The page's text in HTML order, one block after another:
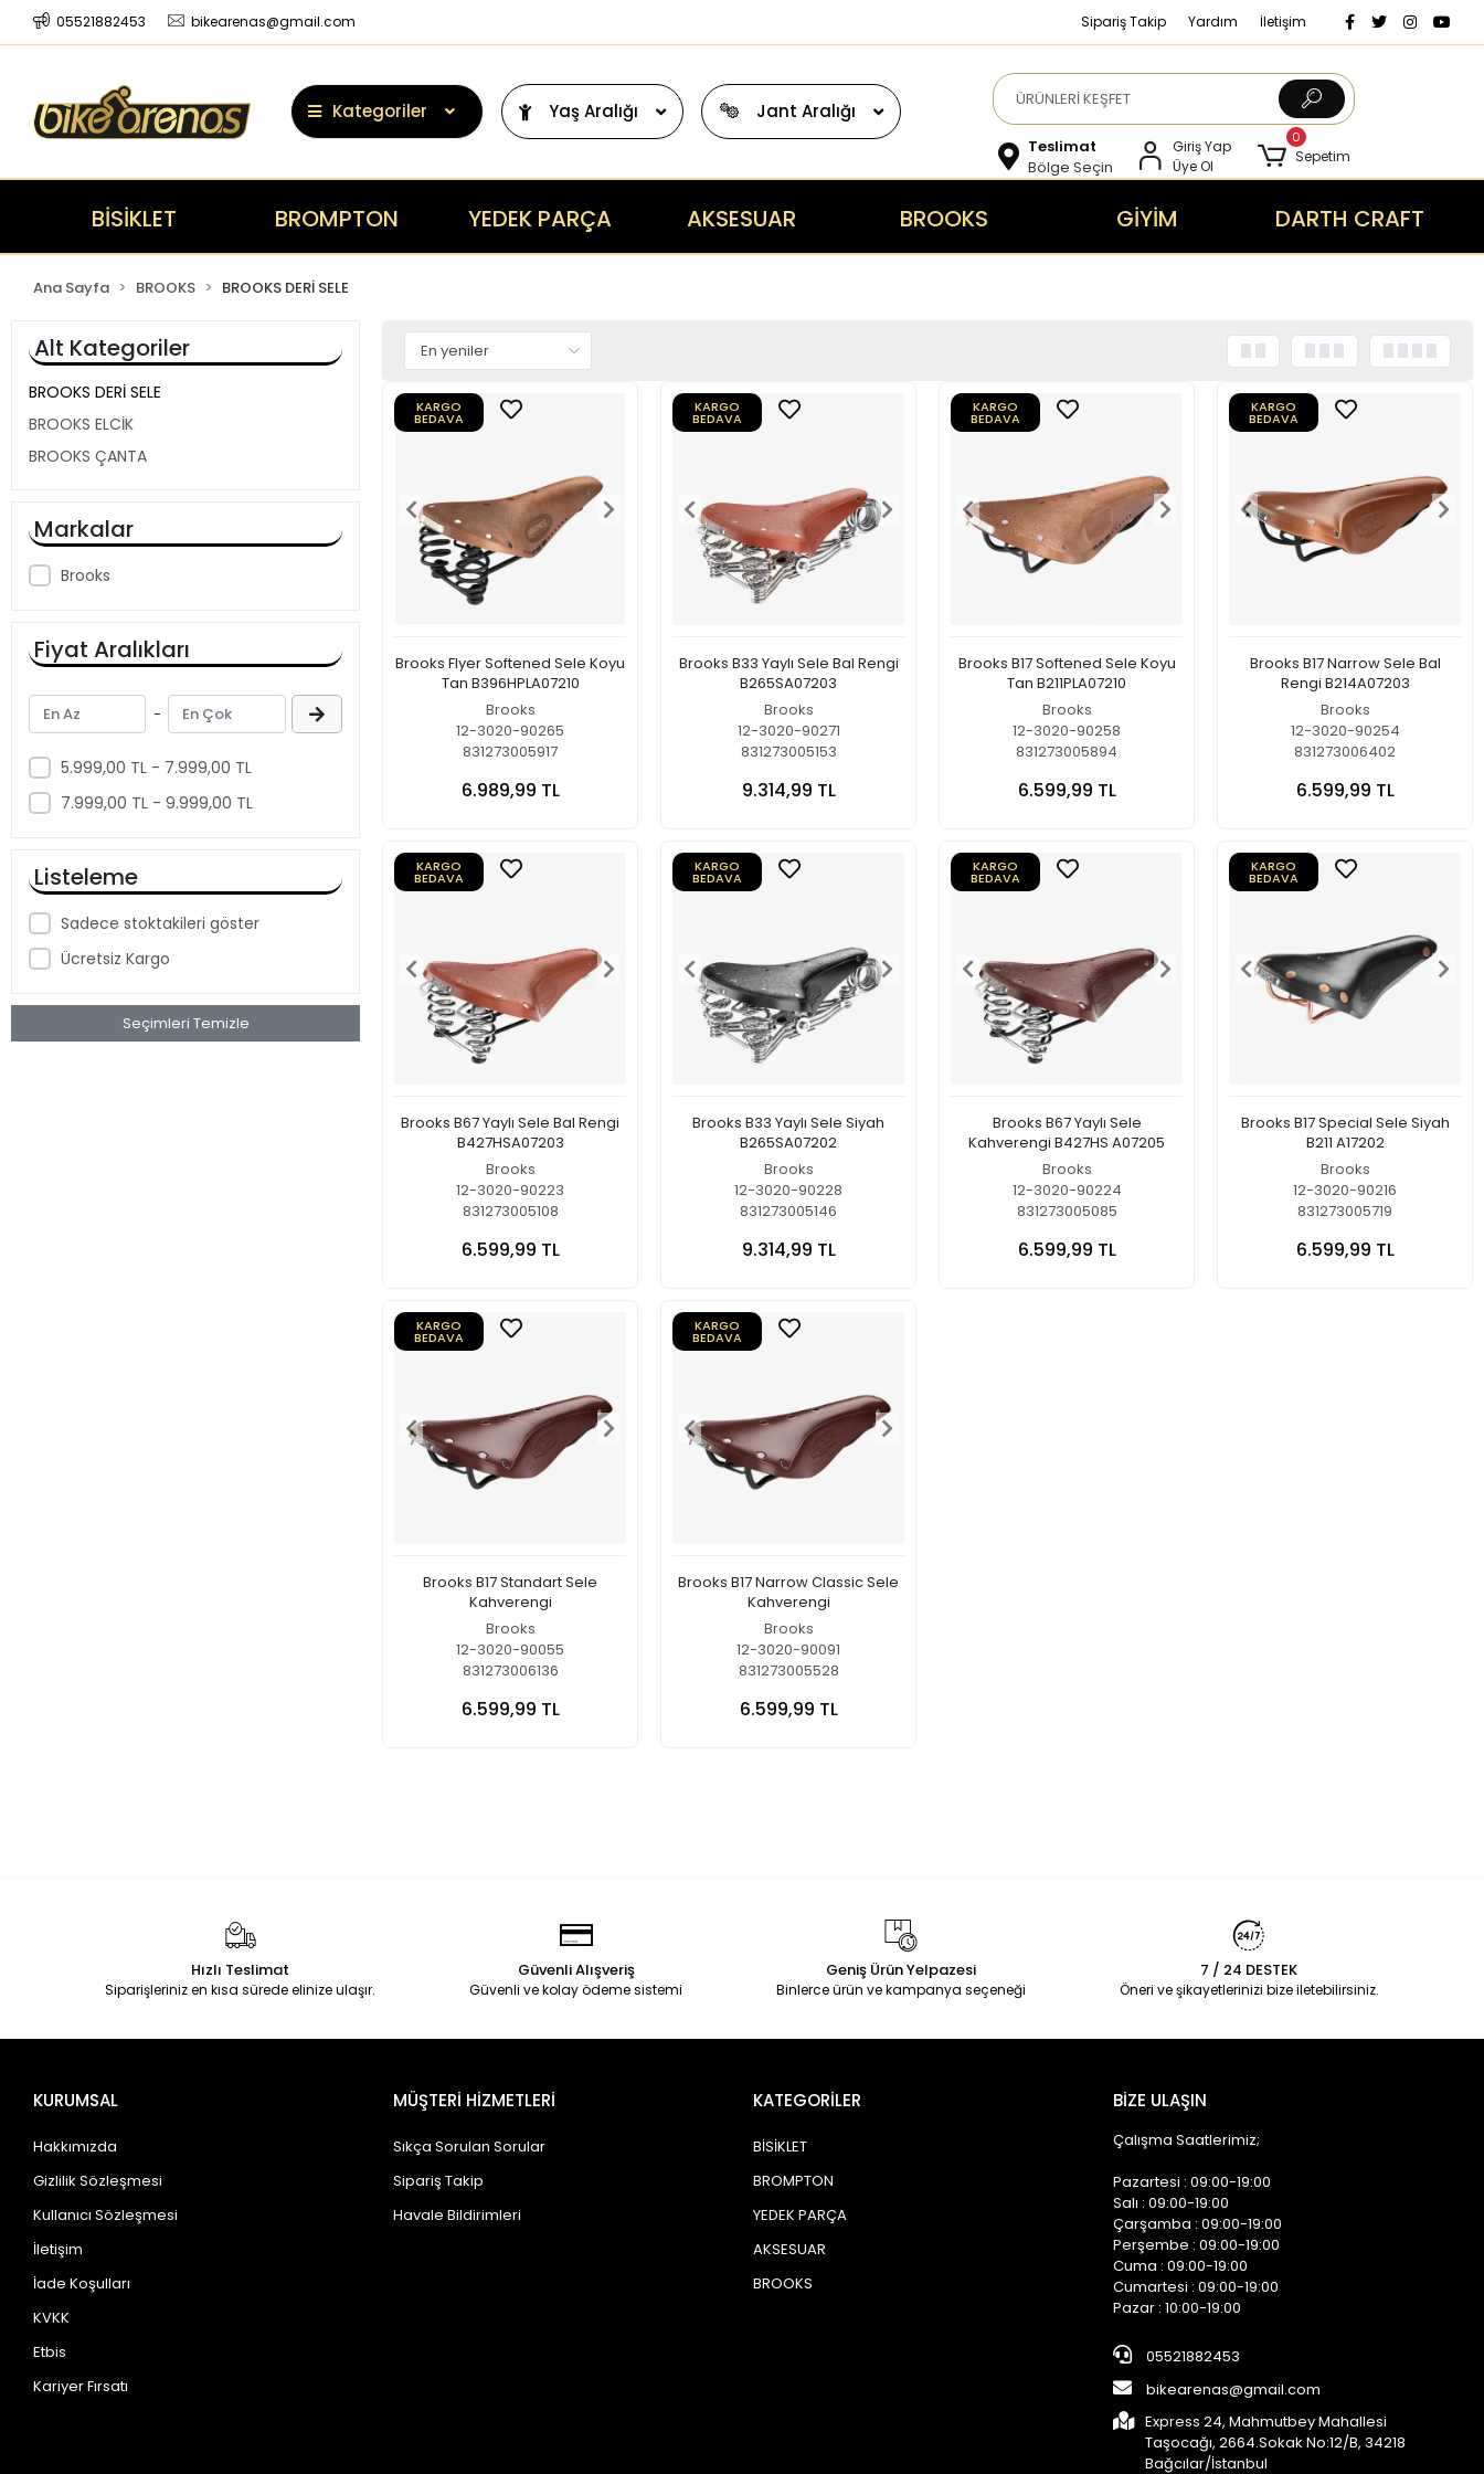
05521882453 bikearenas@gmail.com Sipariş Takip Yardım İletişim
Kategoriler Yaş Aralığı Jant Aralığı
Teslimat
Bölge Seçin
Giriş Yap
Üye Ol
0
Sepetim
BİSİKLET BROMPTON YEDEK PARÇA AKSESUAR BROOKS GİYİM DARTH CRAFT
Ana Sayfa BROOKS BROOKS DERİ SELE
Alt Kategoriler
BROOKS DERİ SELE
BROOKS ELCİK
BROOKS ÇANTA
Markalar
Brooks
Fiyat Aralıkları
-
5.999,00 TL - 7.999,00 TL
7.999,00 TL - 9.999,00 TL
Listeleme
Sadece stoktakileri göster
Ücretsiz Kargo
Seçimleri Temizle
KARGO
BEDAVA
Brooks Flyer Softened Sele Koyu
Tan B396HPLA07210
Brooks
12-3020-90265
831273005917
6.989,99 TL
KARGO
BEDAVA
Brooks B33 Yaylı Sele Bal Rengi
B265SA07203
Brooks
12-3020-90271
831273005153
9.314,99 TL
KARGO
BEDAVA
Brooks B17 Softened Sele Koyu
Tan B211PLA07210
Brooks
12-3020-90258
831273005894
6.599,99 TL
KARGO
BEDAVA
Brooks B17 Narrow Sele Bal
Rengi B214A07203
Brooks
12-3020-90254
831273006402
6.599,99 TL
KARGO
BEDAVA
Brooks B67 Yaylı Sele Bal Rengi
B427HSA07203
Brooks
12-3020-90223
831273005108
6.599,99 TL
KARGO
BEDAVA
Brooks B33 Yaylı Sele Siyah
B265SA07202
Brooks
12-3020-90228
831273005146
9.314,99 TL
KARGO
BEDAVA
Brooks B67 Yaylı Sele
Kahverengi B427HS A07205
Brooks
12-3020-90224
831273005085
6.599,99 TL
KARGO
BEDAVA
Brooks B17 Special Sele Siyah
B211 A17202
Brooks
12-3020-90216
831273005719
6.599,99 TL
KARGO
BEDAVA
Brooks B17 Standart Sele
Kahverengi
Brooks
12-3020-90055
831273006136
6.599,99 TL
KARGO
BEDAVA
Brooks B17 Narrow Classic Sele
Kahverengi
Brooks
12-3020-90091
831273005528
6.599,99 TL
Hızlı Teslimat
Siparişleriniz en kısa sürede elinize ulaşır.
Güvenli Alışveriş
Güvenli ve kolay ödeme sistemi
Geniş Ürün Yelpazesi
Binlerce ürün ve kampanya seçeneği
7 / 24 DESTEK
Öneri ve şikayetlerinizi bize iletebilirsiniz.
KURUMSAL
Hakkımızda
Gizlilik Sözleşmesi
Kullanıcı Sözleşmesi
İletişim
İade Koşulları
KVKK
Etbis
Kariyer Fırsatı
MÜŞTERİ HİZMETLERİ
Sıkça Sorulan Sorular
Sipariş Takip
Havale Bildirimleri
KATEGORİLER
BİSİKLET
BROMPTON
YEDEK PARÇA
AKSESUAR
BROOKS
BİZE ULAŞIN
Çalışma Saatlerimiz;
Pazartesi : 09:00-19:00
Salı : 09:00-19:00
Çarşamba : 09:00-19:00
Perşembe : 09:00-19:00
Cuma : 09:00-19:00
Cumartesi : 09:00-19:00
Pazar : 10:00-19:00
05521882453
bikearenas@gmail.com
Express 24, Mahmutbey Mahallesi
Taşocağı, 2664.Sokak No:12/B, 34218
Bağcılar/İstanbul